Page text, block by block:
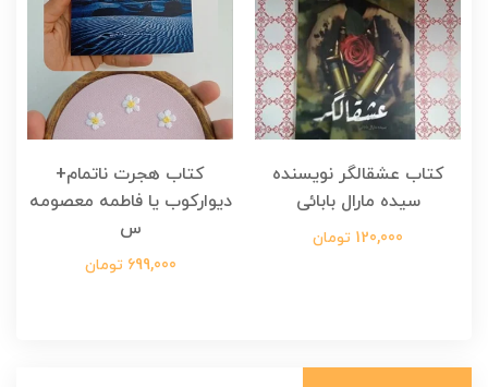
کتاب عشقالگر نویسنده
سیده مارال بابائی
120,000 تومان
کتاب هجرت ناتمام+
دیوارکوب یا فاطمه معصومه
س
699,000 تومان